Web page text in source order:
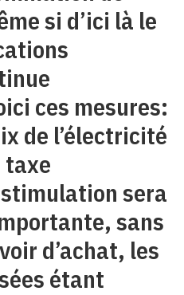
si d’ici là le
ces mesures:
de l’électricité
taxe
sera
sans
d’achat, les
étant